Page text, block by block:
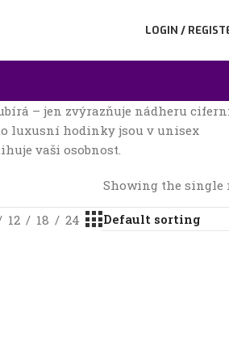
LOGIN /
– jen zvýrazňuje nádheru
luxusní hodinky jsou v unisex
vaši osobnost.
Showing the single
12 18 24